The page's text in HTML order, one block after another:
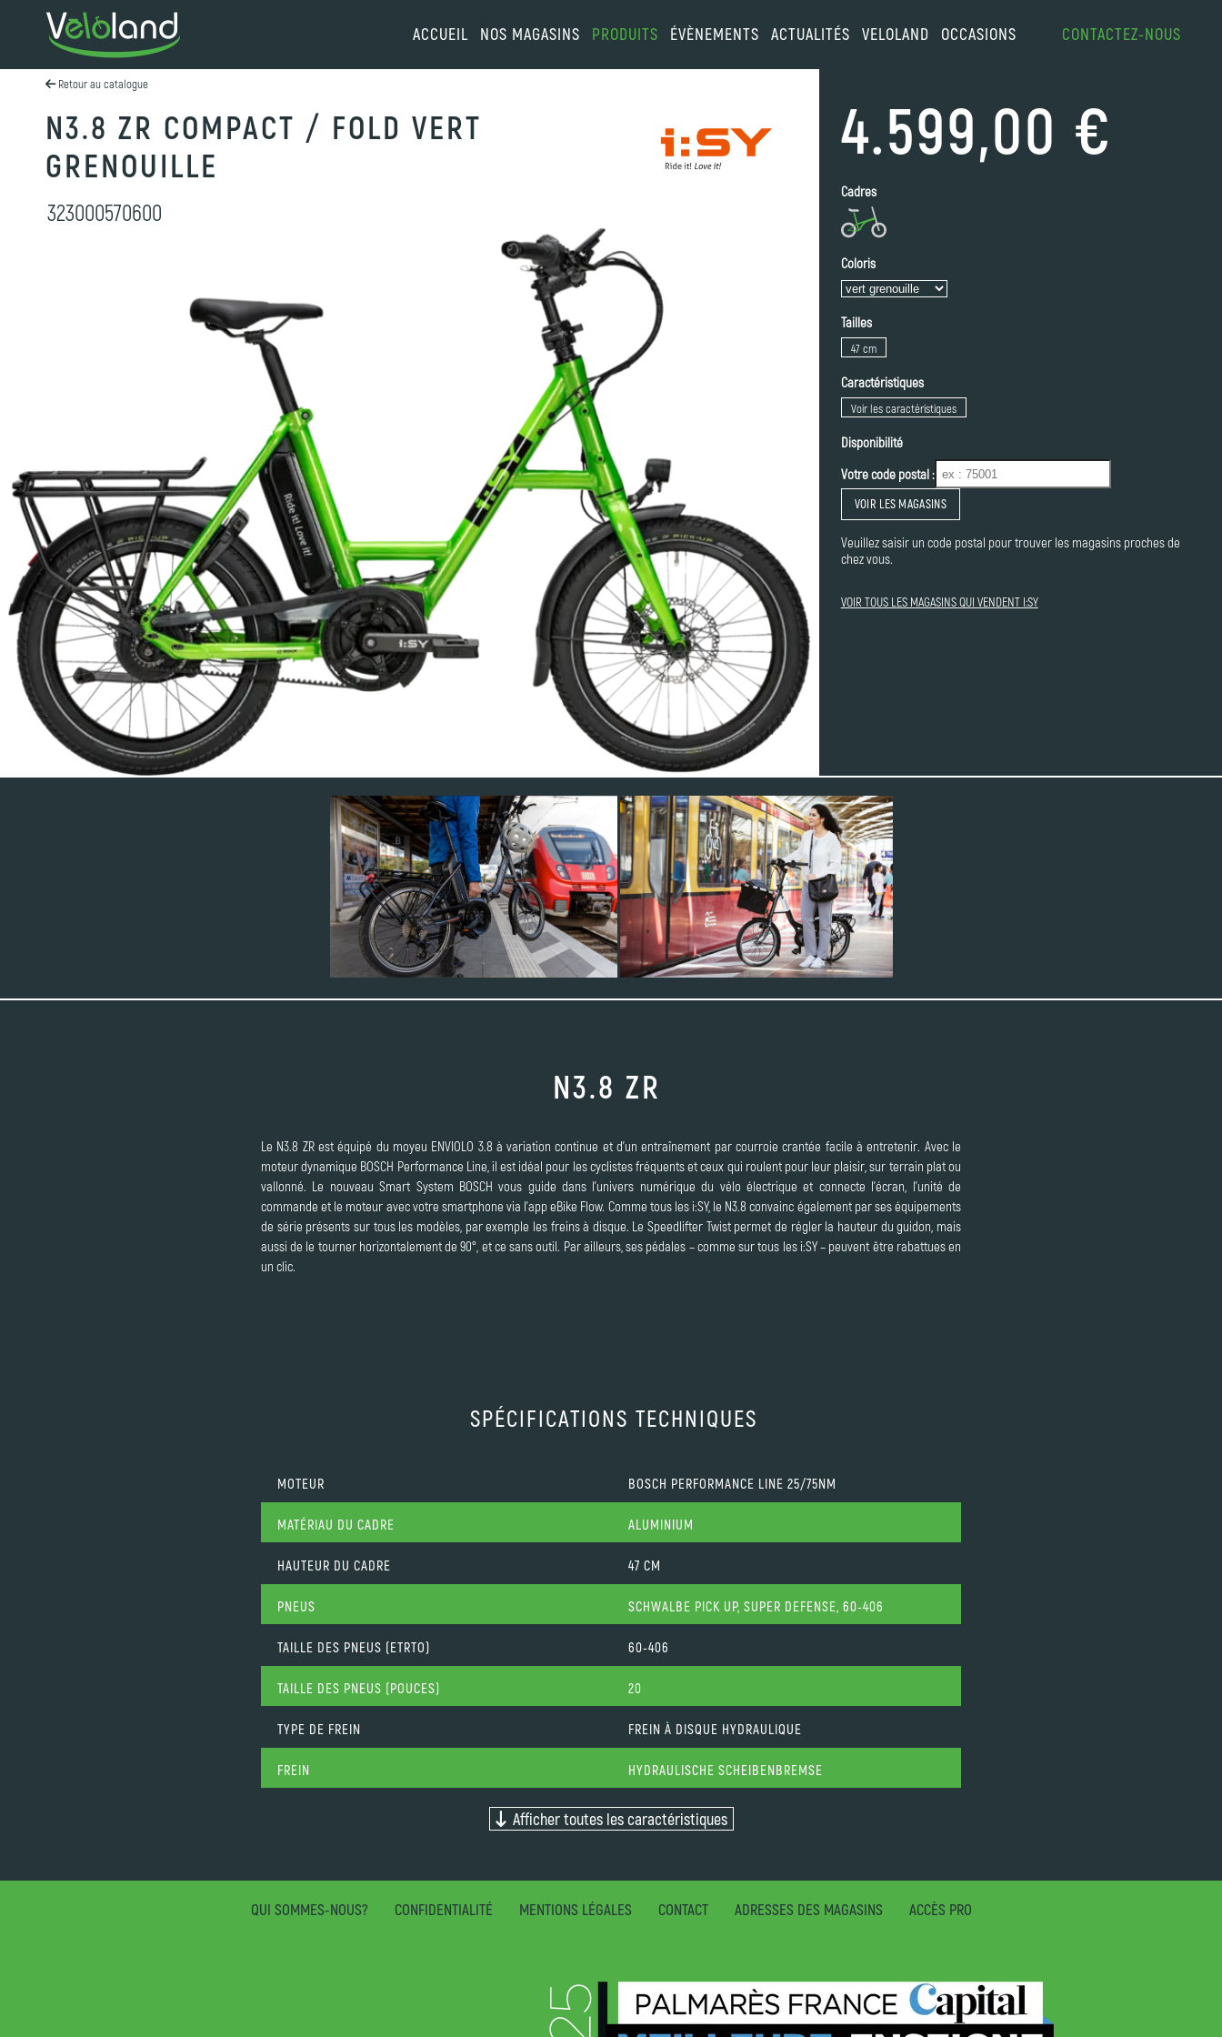
ACCUEIL NOS MAGASINS PRODUITS ÉVÈNEMENTS ACTUALITÉS VELOLAND OCCASIONS CONTACTEZ-NOUS
Retour au catalogue
N3.8 ZR COMPACT / FOLD VERT
GRENOUILLE
323000570600
4.599,00 €
Cadres
Coloris
Tailles
47 cm
Caractéristiques
Voir les caractéristiques
Disponibilité
Votre code postal :
VOIR LES MAGASINS
Veuillez saisir un code postal pour trouver les magasins proches de
chez vous.
VOIR TOUS LES MAGASINS QUI VENDENT I:SY
N3.8 ZR
Le N3.8 ZR est équipé du moyeu ENVIOLO 3.8 à variation continue et d’un entraînement par courroie crantée facile à entretenir. Avec le
moteur dynamique BOSCH Performance Line, il est idéal pour les cyclistes fréquents et ceux qui roulent pour leur plaisir, sur terrain plat ou
vallonné. Le nouveau Smart System BOSCH vous guide dans l’univers numérique du vélo électrique et connecte l’écran, l’unité de
commande et le moteur avec votre smartphone via l’app eBike Flow. Comme tous les i:SY, le N3.8 convainc également par ses équipements
de série présents sur tous les modèles, par exemple les freins à disque. Le Speedlifter Twist permet de régler la hauteur du guidon, mais
aussi de le tourner horizontalement de 90°, et ce sans outil. Par ailleurs, ses pédales – comme sur tous les i:SY – peuvent être rabattues en
un clic.
SPÉCIFICATIONS TECHNIQUES
MOTEUR BOSCH PERFORMANCE LINE 25/75NM
MATÉRIAU DU CADRE ALUMINIUM
HAUTEUR DU CADRE 47 CM
PNEUS SCHWALBE PICK UP, SUPER DEFENSE, 60-406
TAILLE DES PNEUS (ETRTO) 60-406
TAILLE DES PNEUS (POUCES) 20
TYPE DE FREIN FREIN À DISQUE HYDRAULIQUE
FREIN HYDRAULISCHE SCHEIBENBREMSE
Afficher toutes les caractéristiques
QUI SOMMES-NOUS? CONFIDENTIALITÉ MENTIONS LÉGALES CONTACT ADRESSES DES MAGASINS ACCÈS PRO